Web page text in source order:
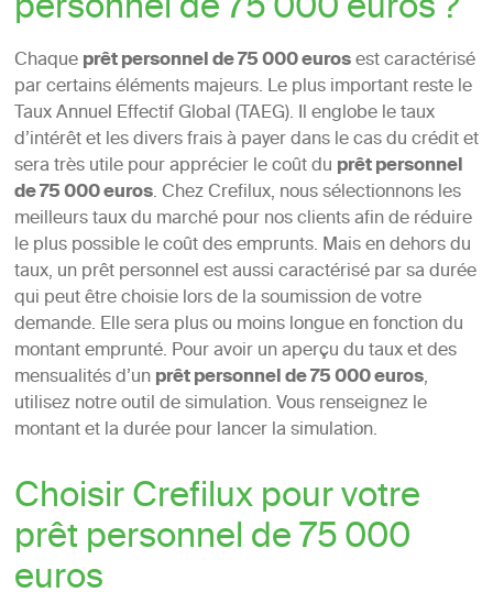
Chaqueprêt personnel de 75 000 eurosest caractérisé
par certains éléments majeurs. Le plus important reste le
Taux Annuel Effectif Global (TAEG). Il englobe le taux
d’intérêt et les divers frais à payer dans le cas du crédit et
sera très utile pour apprécier le coût du prêt personnel
de 75 000 euros. Chez Crefilux, nous sélectionnons les
meilleurs taux du marché pour nos clients afin de réduire
le plus possible le coût des emprunts. Mais en dehors du
taux, un prêt personnel est aussi caractérisé par sa durée
qui peut être choisie lors de la soumission de votre
demande. Elle sera plus ou moins longue en fonction du
montant emprunté. Pour avoir un aperçu du taux et des
mensualités d’unprêt personnel de 75 000 euros,
utilisez notre outil de simulation. Vous renseignez le
montant et la durée pour lancer la simulation.
Choisir Crefilux pour votre
prêt personnel de 75 000
euros